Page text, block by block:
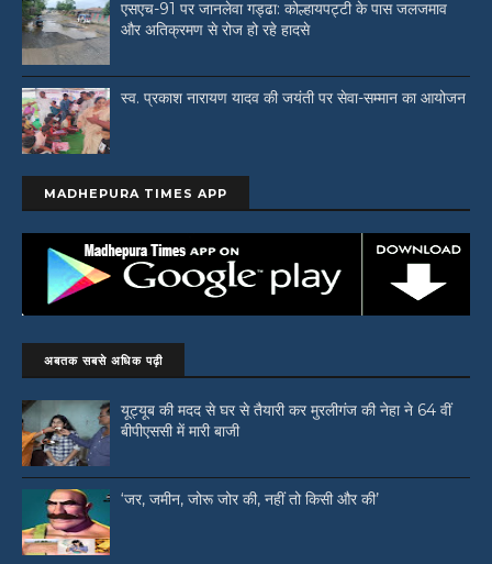
एसएच-91 पर जानलेवा गड्ढा: कोल्हायपट्टी के पास जलजमाव
और अतिक्रमण से रोज हो रहे हादसे
स्व. प्रकाश नारायण यादव की जयंती पर सेवा-सम्मान का आयोजन
MADHEPURA TIMES APP
अबतक सबसे अधिक पढ़ी
यूट्यूब की मदद से घर से तैयारी कर मुरलीगंज की नेहा ने 64 वीं
बीपीएससी में मारी बाजी
‘जर, जमीन, जोरू जोर की, नहीं तो किसी और की’